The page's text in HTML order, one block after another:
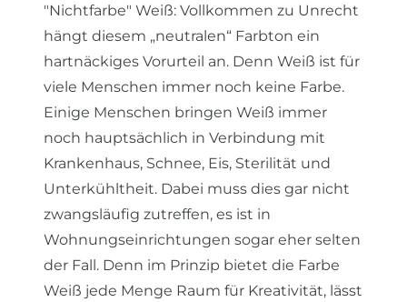
"Nichtfarbe" Weiß: Vollkommen zu Unrecht
hängt diesem „neutralen“ Farbton ein
hartnäckiges Vorurteil an. Denn Weiß ist für
viele Menschen immer noch keine Farbe.
Einige Menschen bringen Weiß immer
noch hauptsächlich in Verbindung mit
Krankenhaus, Schnee, Eis, Sterilität und
Unterkühltheit. Dabei muss dies gar nicht
zwangsläufig zutreffen, es ist in
Wohnungseinrichtungen sogar eher selten
der Fall. Denn im Prinzip bietet die Farbe
Weiß jede Menge Raum für Kreativität, lässt